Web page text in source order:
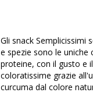
Gli snack Semplicissimi
e spezie sono le uniche
proteine, con il gusto e
coloratissime grazie
curcuma dal colore